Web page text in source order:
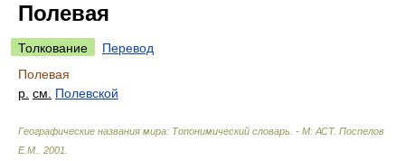
Полевая
Толкование
Перевод
Полевая
р. см. Полевской
Географические названия мира: Топонимический словарь. - М: АСТ. Поспелов
Е.М.
2001